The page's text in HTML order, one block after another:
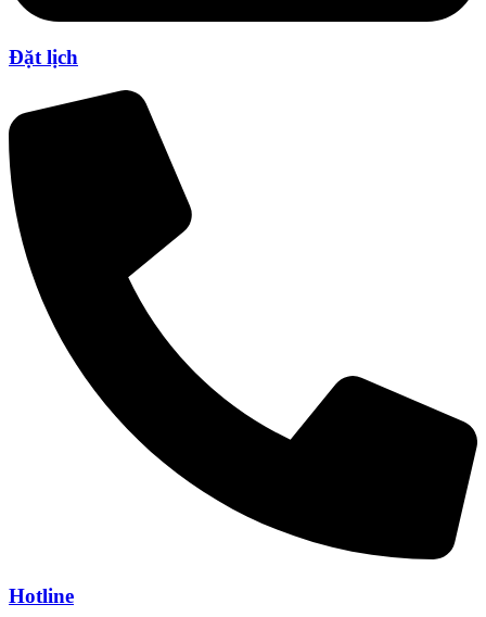
Đặt lịch
Hotline